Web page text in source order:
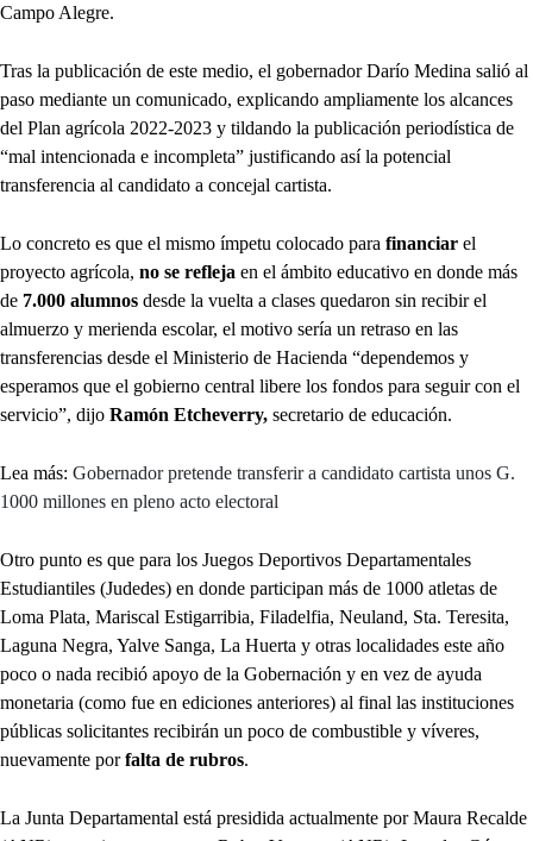
Campo Alegre.
Tras la publicación de este medio, el gobernador Darío Medina salió al
paso mediante un comunicado, explicando ampliamente los alcances
del Plan agrícola 2022-2023 y tildando la publicación periodística de
“mal intencionada e incompleta” justificando así la potencial
transferencia al candidato a concejal cartista.
Lo concreto es que el mismo ímpetu colocado para financiar el
proyecto agrícola, no se refleja en el ámbito educativo en donde más
de 7.000 alumnos desde la vuelta a clases quedaron sin recibir el
almuerzo y merienda escolar, el motivo sería un retraso en las
transferencias desde el Ministerio de Hacienda “dependemos y
esperamos que el gobierno central libere los fondos para seguir con el
servicio”, dijo Ramón Etcheverry, secretario de educación.
Lea más: Gobernador pretende transferir a candidato cartista unos G.
1000 millones en pleno acto electoral
Otro punto es que para los Juegos Deportivos Departamentales
Estudiantiles (Judedes) en donde participan más de 1000 atletas de
Loma Plata, Mariscal Estigarribia, Filadelfia, Neuland, Sta. Teresita,
Laguna Negra, Yalve Sanga, La Huerta y otras localidades este año
poco o nada recibió apoyo de la Gobernación y en vez de ayuda
monetaria (como fue en ediciones anteriores) al final las instituciones
públicas solicitantes recibirán un poco de combustible y víveres,
nuevamente porfalta de rubros.
La Junta Departamental está presidida actualmente por Maura Recalde